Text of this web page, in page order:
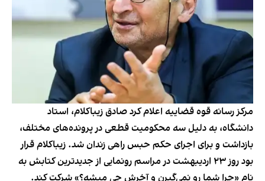
مرکز رسانه قوه قضاییه اعلام کرد صادق زیباکلام، استاد
دانشگاه، به دلیل سه محکومیت قطعی در پرونده‌های مختلف،
بازداشت و برای اجرای حکم حبس راهی زندان شد. زیباکلام قرار
بود روز ۲۳ اردیبهشت در مراسم رونمایی از جدیدترین کتابش به
نام «چرا شما رو نمی‌گیرن و آخرش چی میشه؟» شرکت کند.